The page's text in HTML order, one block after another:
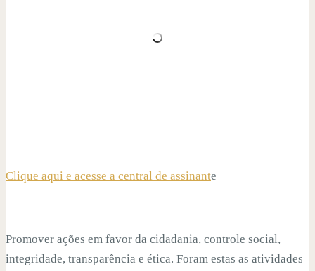
Clique aqui e acesse a central de assinante
Promover ações em favor da cidadania, controle social,
integridade, transparência e ética. Foram estas as atividades